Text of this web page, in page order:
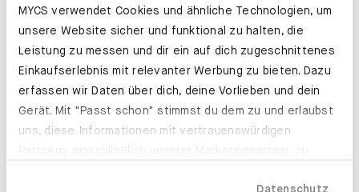
MYCS verwendet Cookies und ähnliche Technologien, um
unsere Website sicher und funktional zu halten, die
Leistung zu messen und dir ein auf dich zugeschnittenes
Einkaufserlebnis mit relevanter Werbung zu bieten. Dazu
erfassen wir Daten über dich, deine Vorlieben und dein
Gerät. Mit "Passt schon" stimmst du dem zu und erlaubst
uns, diese Informationen mit vertrauenswürdigen
Datenschutz
100 TAGE
RÜCKGABE
EXPRESS-
PRODUKTION